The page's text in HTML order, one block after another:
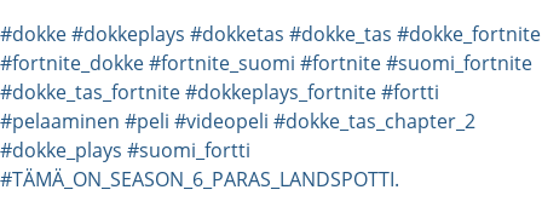
#dokke#dokkeplays #dokketas #dokke_tas #dokke_fortnite
#fortnite_dokke#fortnite_suomi #fortnite#suomi_fortnite
#dokke_tas_fortnite#dokkeplays_fortnite#fortti
#pelaaminen #peli #videopeli #dokke_tas_chapter_2
#dokke_plays #suomi_fortti
#TÄMÄ_ON_SEASON_6_PARAS_LANDSPOTTI.